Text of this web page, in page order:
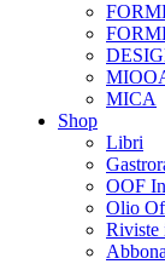
MICA
Shop
Libri
OOF
Olio
Riviste